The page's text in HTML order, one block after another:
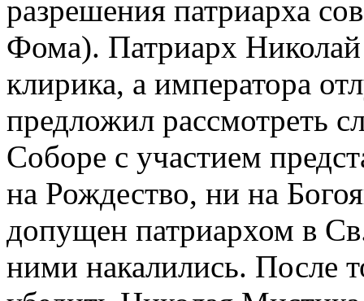
разрешения патриарха
Фома). Патриарх
клирика, а императора
предложил рассмотреть
Соборе с участием
на Рождество, ни на
допущен патриархом в
ними накалились. После